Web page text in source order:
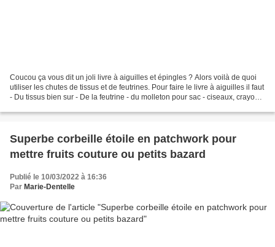
Coucou ça vous dit un joli livre à aiguilles et épingles ? Alors voilà de quoi
utiliser les chutes de tissus et de feutrines. Pour faire le livre à aiguilles il faut
- Du tissus bien sur - De la feutrine - du molleton pour sac - ciseaux, crayon
Superbe corbeille étoile en patchwork pour
mettre fruits couture ou petits bazard
Publié le 10/03/2022 à 16:36
Par Marie-Dentelle